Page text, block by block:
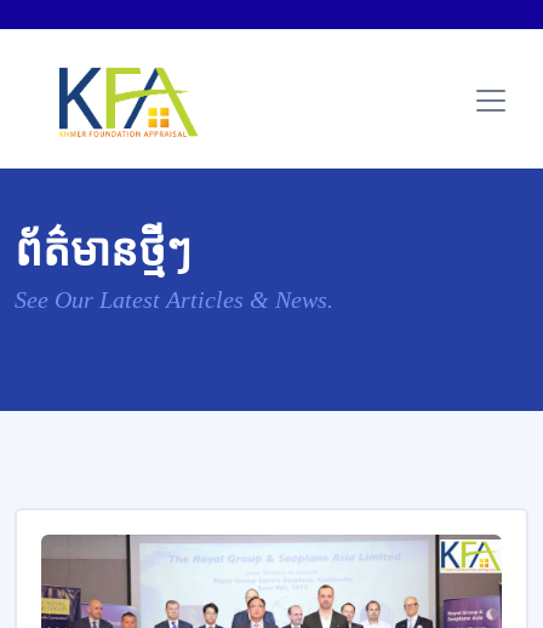
ព័ត៌មានថ្មីៗ
See Our Latest Articles & News.